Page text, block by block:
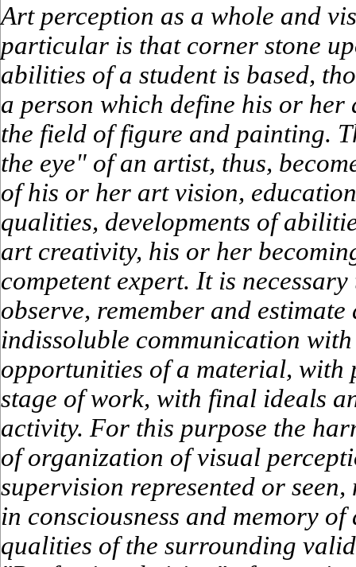
Art perception as a whole and
particular is that corner stone
abilities of a student is based,
a person which define his or
the field of figure and painting.
the eye" of an artist, thus,
of his or her art vision,
qualities, developments of
art creativity, his or her
competent expert. It is
observe, remember and
indissoluble communication
opportunities of a material, with
stage of work, with final ideals
activity. For this purpose the
of organization of visual
supervision represented or
in consciousness and memory
qualities of the surrounding